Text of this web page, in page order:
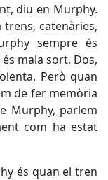
diu en Murphy.
catenàries,
sempre és
mala sort. Dos,
Però quan
de fer memòria
Murphy, parlem
com ha estat
és quan el tren